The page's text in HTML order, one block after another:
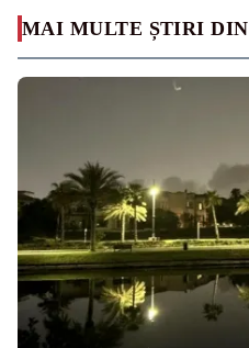
MAI MULTE ȘTIRI DIN